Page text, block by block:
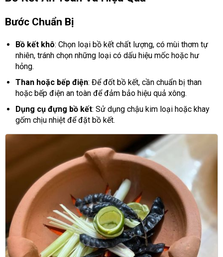
Bước Chuẩn Bị
Bồ kết khô: Chọn loại bồ kết chất lượng, có mùi thơm tự
nhiên, tránh chọn những loại có dấu hiệu mốc hoặc hư
hỏng.
Than hoặc bếp điện: Để đốt bồ kết, cần chuẩn bị than
hoặc bếp điện an toàn để đảm bảo hiệu quả xông.
Dụng cụ đựng bồ kết: Sử dụng chậu kim loại hoặc khay
gốm chịu nhiệt để đặt bồ kết.